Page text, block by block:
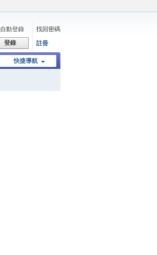
自動登錄
找回密碼
登錄 註冊
快捷導航